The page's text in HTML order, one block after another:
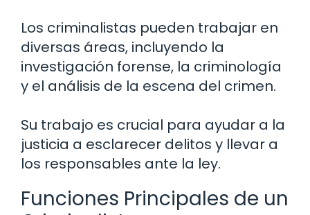
Los criminalistas pueden trabajar en
diversas áreas, incluyendo la
investigación forense, la criminología
y el análisis de la escena del crimen.
Su trabajo es crucial para ayudar a la
justicia a esclarecer delitos y llevar a
los responsables ante la ley.
Funciones Principales de un